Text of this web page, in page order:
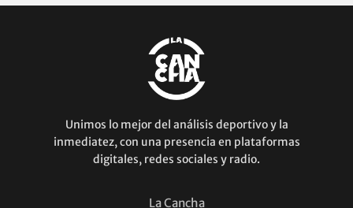
Unimos lo mejor del análisis deportivo y la
inmediatez, con una presencia en plataformas
digitales, redes sociales y radio.
La Cancha